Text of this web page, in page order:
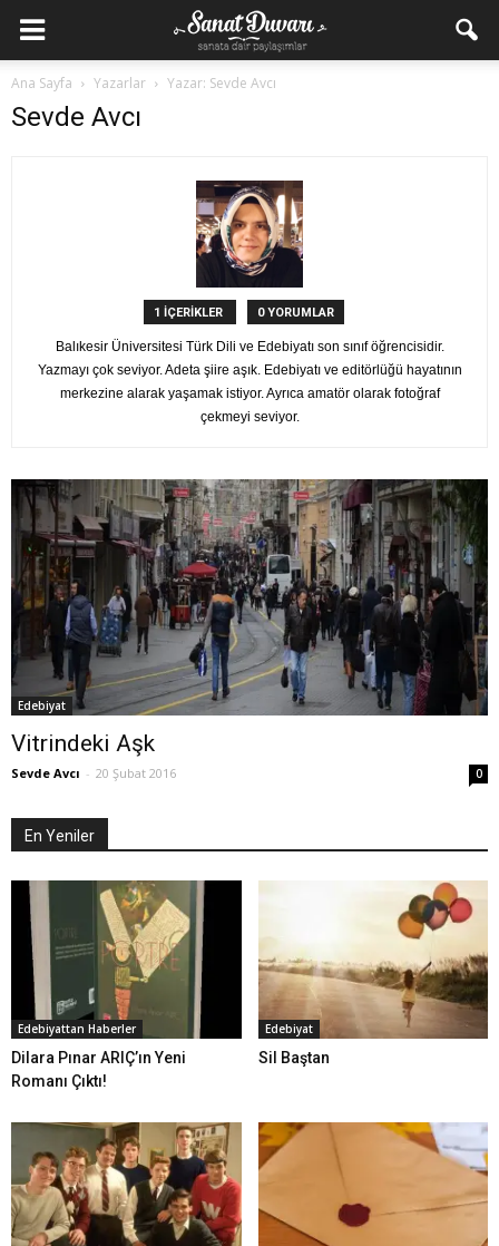
Ana Sayfa Yazarlar Yazar: Sevde Avcı
Sevde Avcı
1 İÇERİKLER 0 YORUMLAR
Balıkesir Üniversitesi Türk Dili ve Edebiyatı son sınıf öğrencisidir.
Yazmayı çok seviyor. Adeta şiire aşık. Edebiyatı ve editörlüğü hayatının
merkezine alarak yaşamak istiyor. Ayrıca amatör olarak fotoğraf
çekmeyi seviyor.
Edebiyat
Vitrindeki Aşk
Sevde Avcı - 20 Şubat 2016 0
En Yeniler
Edebiyattan Haberler
Dilara Pınar ARIÇ’ın Yeni
Romanı Çıktı!
Edebiyat
Sil Baştan